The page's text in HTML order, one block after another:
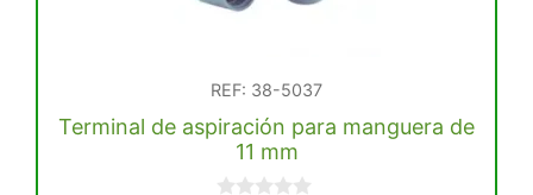
REF: 38-5037
Terminal de aspiración para manguera de
11 mm